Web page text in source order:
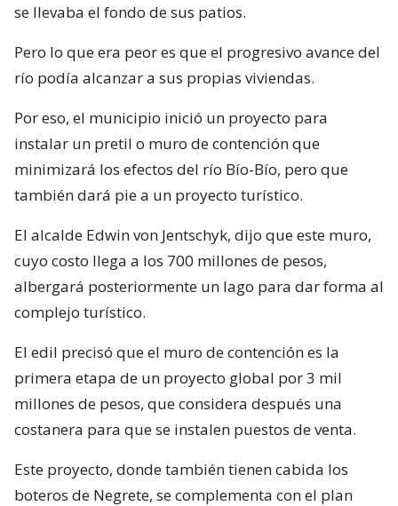
se llevaba el fondo de sus patios.
Pero lo que era peor es que el progresivo avance del
río podía alcanzar a sus propias viviendas.
Por eso, el municipio inició un proyecto para
instalar un pretil o muro de contención que
minimizará los efectos del río Bío-Bío, pero que
también dará pie a un proyecto turístico.
El alcalde Edwin von Jentschyk, dijo que este muro,
cuyo costo llega a los 700 millones de pesos,
albergará posteriormente un lago para dar forma al
complejo turístico.
El edil precisó que el muro de contención es la
primera etapa de un proyecto global por 3 mil
millones de pesos, que considera después una
costanera para que se instalen puestos de venta.
Este proyecto, donde también tienen cabida los
boteros de Negrete, se complementa con el plan